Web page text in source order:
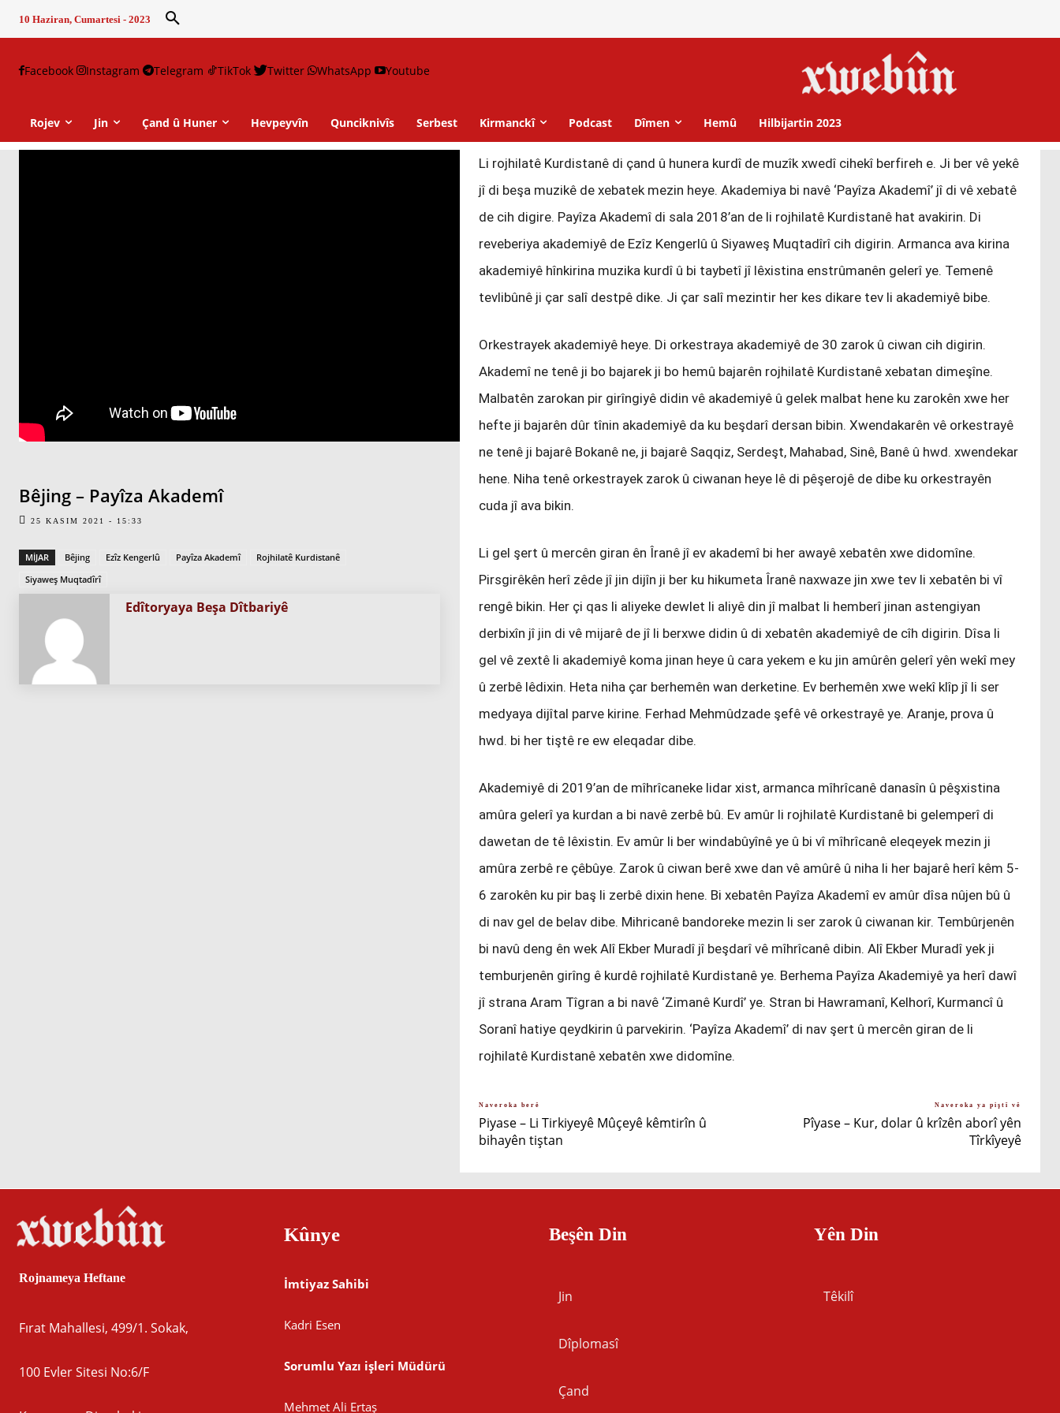
10 Haziran, Cumartesi - 2023
Facebook Instagram Telegram TikTok Twitter WhatsApp Youtube
Rojev Jin Çand û Huner Hevpeyvîn Qunciknivîs Serbest Kirmanckî Podcast Dîmen Hemû Hilbijartin 2023
Bêjing – Payîza Akademî
25 KASIM 2021 - 15:33
MIJAR Bêjing Ezîz Kengerlû Payîza Akademî
Rojhilatê Kurdistanê
Siyaweş Muqtadîrî
Edîtoryaya Beşa Dîtbariyê
Li rojhilatê Kurdistanê di çand û hunera kurdî de muzîk xwedî cihekî berfireh e. Ji ber vê yekê
jî di beşa muzikê de xebatek mezin heye. Akademiya bi navê ‘Payîza Akademî’ jî di vê xebatê
de cih digire. Payîza Akademî di sala 2018’an de li rojhilatê Kurdistanê hat avakirin. Di
reveberiya akademiyê de Ezîz Kengerlû û Siyaweş Muqtadîrî cih digirin. Armanca ava kirina
akademiyê hînkirina muzika kurdî û bi taybetî jî lêxistina enstrûmanên gelerî ye. Temenê
tevlibûnê ji çar salî destpê dike. Ji çar salî mezintir her kes dikare tev li akademiyê bibe.
Orkestrayek akademiyê heye. Di orkestraya akademiyê de 30 zarok û ciwan cih digirin.
Akademî ne tenê ji bo bajarek ji bo hemû bajarên rojhilatê Kurdistanê xebatan dimeşîne.
Malbatên zarokan pir girîngiyê didin vê akademiyê û gelek malbat hene ku zarokên xwe her
hefte ji bajarên dûr tînin akademiyê da ku beşdarî dersan bibin. Xwendakarên vê orkestrayê
ne tenê ji bajarê Bokanê ne, ji bajarê Saqqiz, Serdeşt, Mahabad, Sinê, Banê û hwd. xwendekar
hene. Niha tenê orkestrayek zarok û ciwanan heye lê di pêşerojê de dibe ku orkestrayên
cuda jî ava bikin.
Li gel şert û mercên giran ên Îranê jî ev akademî bi her awayê xebatên xwe didomîne.
Pirsgirêkên herî zêde jî jin dijîn ji ber ku hikumeta Îranê naxwaze jin xwe tev li xebatên bi vî
rengê bikin. Her çi qas li aliyeke dewlet li aliyê din jî malbat li hemberî jinan astengiyan
derbixîn jî jin di vê mijarê de jî li berxwe didin û di xebatên akademiyê de cîh digirin. Dîsa li
gel vê zextê li akademiyê koma jinan heye û cara yekem e ku jin amûrên gelerî yên wekî mey
û zerbê lêdixin. Heta niha çar berhemên wan derketine. Ev berhemên xwe wekî klîp jî li ser
medyaya dijîtal parve kirine. Ferhad Mehmûdzade şefê vê orkestrayê ye. Aranje, prova û
hwd. bi her tiştê re ew eleqadar dibe.
Akademiyê di 2019’an de mîhrîcaneke lidar xist, armanca mîhrîcanê danasîn û pêşxistina
amûra gelerî ya kurdan a bi navê zerbê bû. Ev amûr li rojhilatê Kurdistanê bi gelemperî di
dawetan de tê lêxistin. Ev amûr li ber windabûyînê ye û bi vî mîhrîcanê eleqeyek mezin ji
amûra zerbê re çêbûye. Zarok û ciwan berê xwe dan vê amûrê û niha li her bajarê herî kêm 5-
6 zarokên ku pir baş li zerbê dixin hene. Bi xebatên Payîza Akademî ev amûr dîsa nûjen bû û
di nav gel de belav dibe. Mihricanê bandoreke mezin li ser zarok û ciwanan kir. Tembûrjenên
bi navû deng ên wek Alî Ekber Muradî jî beşdarî vê mîhrîcanê dibin. Alî Ekber Muradî yek ji
temburjenên girîng ê kurdê rojhilatê Kurdistanê ye. Berhema Payîza Akademiyê ya herî dawî
jî strana Aram Tîgran a bi navê ‘Zimanê Kurdî’ ye. Stran bi Hawramanî, Kelhorî, Kurmancî û
Soranî hatiye qeydkirin û parvekirin. ‘Payîza Akademî’ di nav şert û mercên giran de li
rojhilatê Kurdistanê xebatên xwe didomîne.
Naveroka berê
Piyase – Li Tirkiyeyê Mûçeyê kêmtirîn û
bihayên tiştan
Naveroka ya piştî vê
Pîyase – Kur, dolar û krîzên aborî yên
Tîrkîyeyê
Rojnameya Heftane
Fırat Mahallesi, 499/1. Sokak,
100 Evler Sitesi No:6/F
Kûnye
İmtiyaz Sahibi
Kadri Esen
Sorumlu Yazı işleri Müdürü
Mehmet Ali Ertaş
Beşên Din
Jin
Dîplomasî
Çand
Yên Din
Têkilî